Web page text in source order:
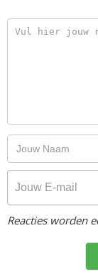
Reacties worden